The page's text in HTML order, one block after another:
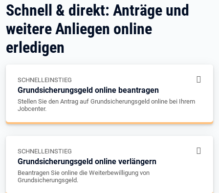
Schnell & direkt: Anträge und
weitere Anliegen online
erledigen
SCHNELLEINSTIEG
Grundsicherungsgeld online beantragen
Stellen Sie den Antrag auf Grundsicherungsgeld online bei Ihrem
Jobcenter.
SCHNELLEINSTIEG
Grundsicherungsgeld online verlängern
Beantragen Sie online die Weiterbewilligung von
Grundsicherungsgeld.